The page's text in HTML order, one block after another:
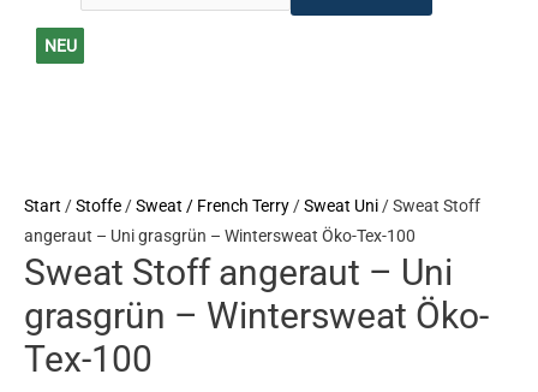
NEU
Start /Stoffe/Sweat / French Terry/Sweat Uni/ Sweat Stoff
angeraut – Uni grasgrün – Wintersweat Öko-Tex-100
Sweat Stoff angeraut – Uni
grasgrün – Wintersweat Öko-
Tex-100
Sweat
Stoff
-
Wintersweat
Öko-
100
Menge
NEU
NEU
NEU
NEU
NEU
NEU
NEU
NEU